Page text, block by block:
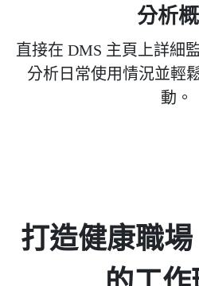
分析
直接在 DMS 主頁上詳細
分析日常使用情況並輕
動。
打造健康職